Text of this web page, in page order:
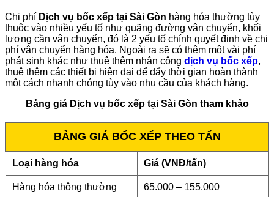
Chi phí Dịch vụ bốc xếp tại Sài Gòn hàng hóa thường tùy
thuộc vào nhiều yếu tố như quãng đường vận chuyển, khối
lượng cần vận chuyển, đó là 2 yếu tố chính quyết định về chi
phí vận chuyển hàng hóa. Ngoài ra sẽ có thêm một vài phí
phát sinh khác như thuê thêm nhân công dịch vụ bốc xếp,
thuê thêm các thiết bị hiện đại để đẩy thời gian hoàn thành
một cách nhanh chóng tùy vào nhu cầu của khách hàng.
Bảng giá Dịch vụ bốc xếp tại Sài Gòn tham khảo
BẢNG GIÁ BỐC XẾP THEO TẤN
Loại hàng hóa Giá (VNĐ/tấn)
Hàng hóa thông thường 65.000 – 155.000